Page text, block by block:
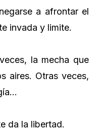
a afrontar el
invada y limite.
la mecha que
aires. Otras veces,
da la libertad.